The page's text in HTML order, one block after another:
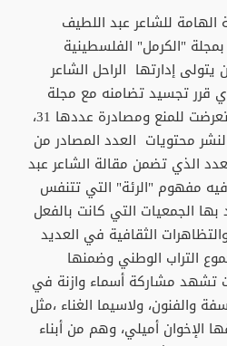
الهامة للشاعر عبد اللطيف
اللعبي المنشور سنة 1983 بمجلة "الكرمل" الفلسطينية
إدارتها الراحل الشاعر
قرر تجسيد تضامنه مع مجلة
"الثقافة الجديدة"، والتي تعرضت للمنع ومصادرة عددها 31،
محتويات العدد المصادر من
الذي تضمن مقالة الشاعر عبد
مفهوم "الرئة" التي تتنفس
الجمعيات التي كانت بالفعل
الثقافية في العديد
التراب الوطني وضمنها
تشهد مشاركة أسماء وازنة في
والفنون، ولاسيما الغناء ،مثل
الإخوان أميلي، وهم من أبناء